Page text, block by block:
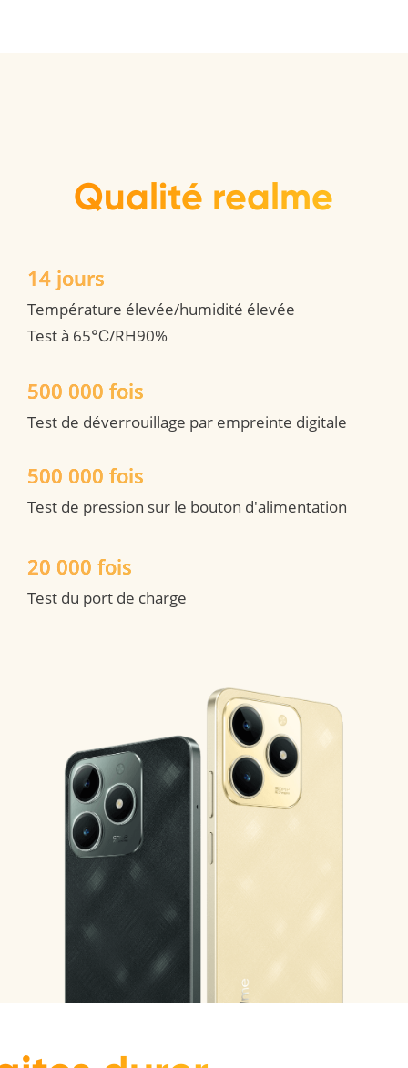
Qualité realme
14 jours
Température élevée/humidité élevée
Test à 65℃/RH90%
500 000 fois
Test de déverrouillage par empreinte digitale
500 000 fois
Test de pression sur le bouton d'alimentation
20 000 fois
Test du port de charge